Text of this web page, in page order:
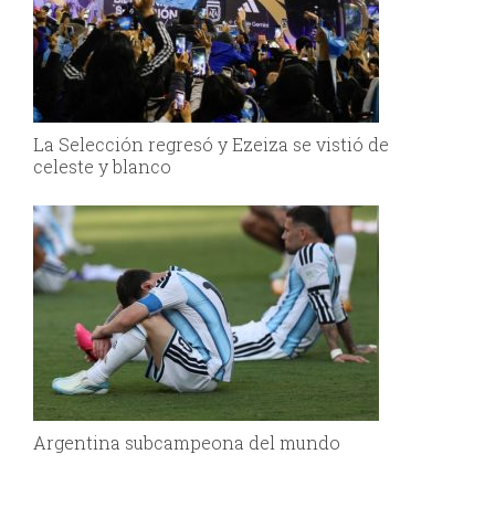
La Selección regresó y Ezeiza se vistió de
celeste y blanco
Argentina subcampeona del mundo